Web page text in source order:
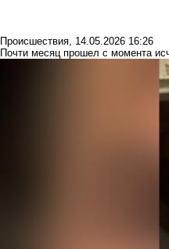
Происшествия, 14.05.2026 16:26
Почти месяц прошел с момента